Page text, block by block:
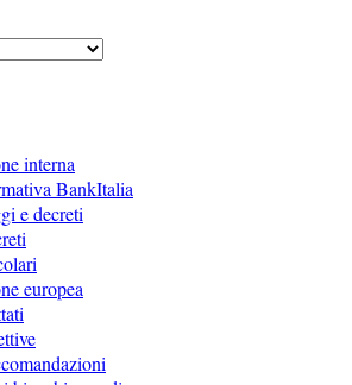
interna
BankItalia
e decreti
europea